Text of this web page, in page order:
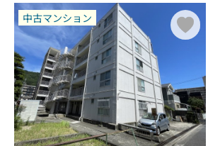
中古マンション